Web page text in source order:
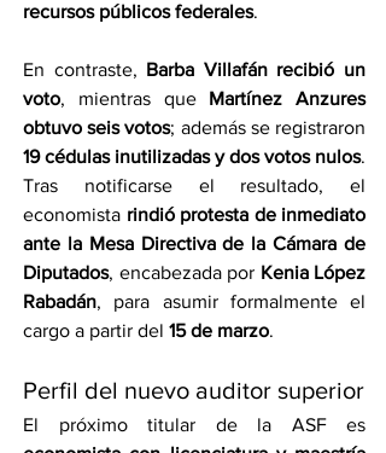
recursos públicos federales.
En contraste, Barba Villafán recibió un
voto, mientras que Martínez Anzures
obtuvo seis votos
19 cédulas inutilizadas y dos votos nulos.
Tras notificarse el resultado, el
economista rindió protesta de inmediato
ante la Mesa Directiva de la Cámara de
Diputados, encabezada por Kenia López
Rabadán, para asumir formalmente el
cargo a partir del 15 de marzo.
Perfil del nuevo auditor superior